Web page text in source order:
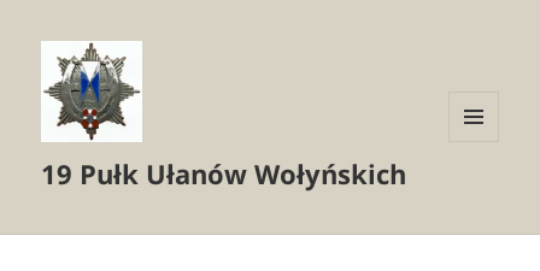
19 Pułk Ułanów Wołyńskich